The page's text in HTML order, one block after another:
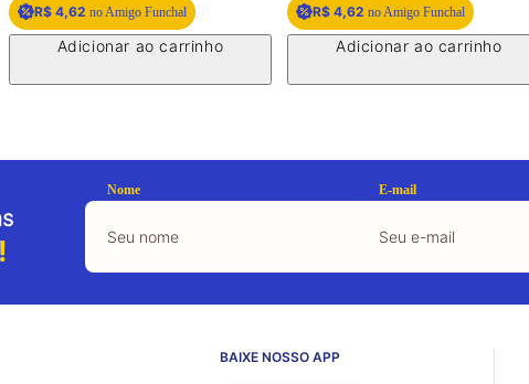
R$ 4,62 no Amigo Funchal
Adicionar ao carrinho
R$ 4,62 no Amigo Funchal
Adicionar ao carrinho
Nome E-mail
BAIXE NOSSO APP